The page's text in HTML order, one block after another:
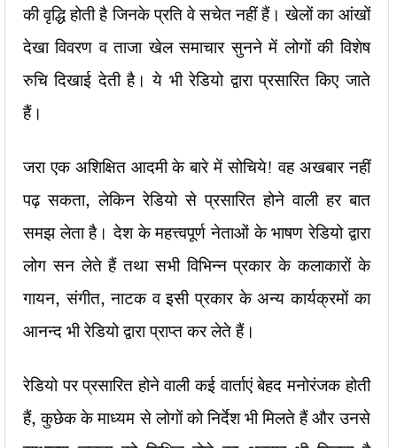
की वृद्धि होती है जिनके प्रति वे सचेत नहीं हैं। खेलों का आंखों
देखा विवरण व ताजा खेल समाचार सुनने में लोगों की विशेष
रुचि दिखाई देती है। ये भी रेडियो द्वारा प्रसारित किए जाते
हैं।
जरा एक अशिक्षित आदमी के बारे में सोचिये! वह अखबार नहीं
पढ़ सकता, लेकिन रेडियो से प्रसारित होने वाली हर बात
समझ लेता है। देश के महत्त्वपूर्ण नेताओं के भाषण रेडियो द्वारा
लोग सन लेते हैं तथा सभी विभिन्न प्रकार के कलाकारों के
गायन, संगीत, नाटक व इसी प्रकार के अन्य कार्यक्रमों का
आनन्द भी रेडियो द्वारा प्राप्त कर लेते हैं।
रेडियो पर प्रसारित होने वाली कई वार्ताएं बेहद मनोरंजक होती
हैं, कुछेक के माध्यम से लोगों को निर्देश भी मिलते हैं और उनसे